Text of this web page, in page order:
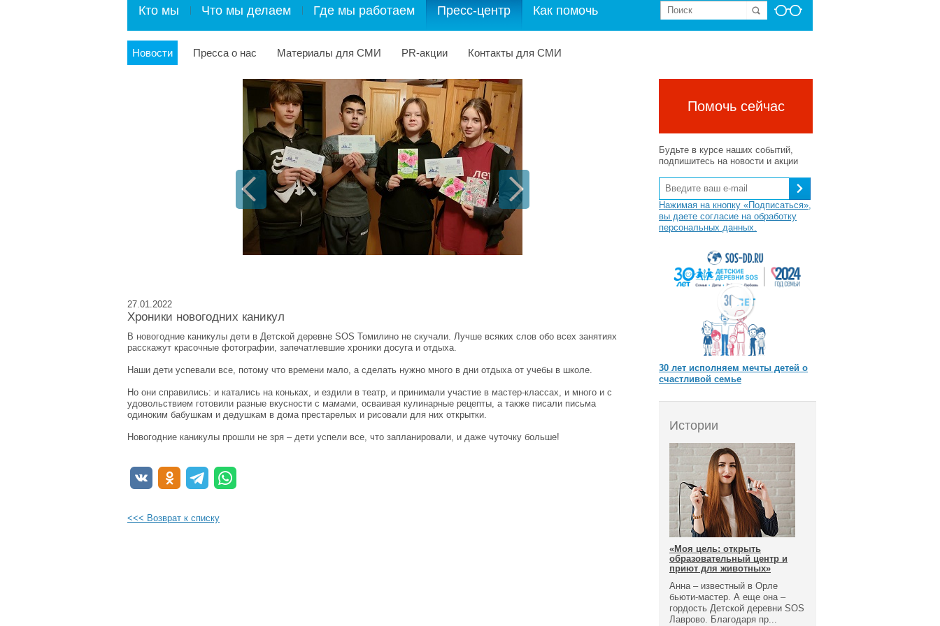
Кто мы Что мы делаем Где мы работаем Пресс-центр Как помочь
Новости Пресса о нас Материалы для СМИ PR-акции Контакты для СМИ
27.01.2022
Хроники новогодних каникул
В новогодние каникулы дети в Детской деревне SOS Томилино не скучали. Лучше всяких слов обо всех занятиях
расскажут красочные фотографии, запечатлевшие хроники досуга и отдыха.
Наши дети успевали все, потому что времени мало, а сделать нужно много в дни отдыха от учебы в школе.
Но они справились: и катались на коньках, и ездили в театр, и принимали участие в мастер-классах, и много и с
удовольствием готовили разные вкусности с мамами, осваивая кулинарные рецепты, а также писали письма
одиноким бабушкам и дедушкам в дома престарелых и рисовали для них открытки.
Новогодние каникулы прошли не зря – дети успели все, что запланировали, и даже чуточку больше!
<<< Возврат к списку
Помочь сейчас
Будьте в курсе наших событий,
подпишитесь на новости и акции
Нажимая на кнопку «Подписаться»,
вы даете согласие на обработку
персональных данных.
30 лет исполняем мечты детей о
счастливой семье
Истории
«Моя цель: открыть
образовательный центр и
приют для животных»
Анна – известный в Орле
бьюти-мастер. А еще она –
гордость Детской деревни SOS
Лаврово. Благодаря пр...